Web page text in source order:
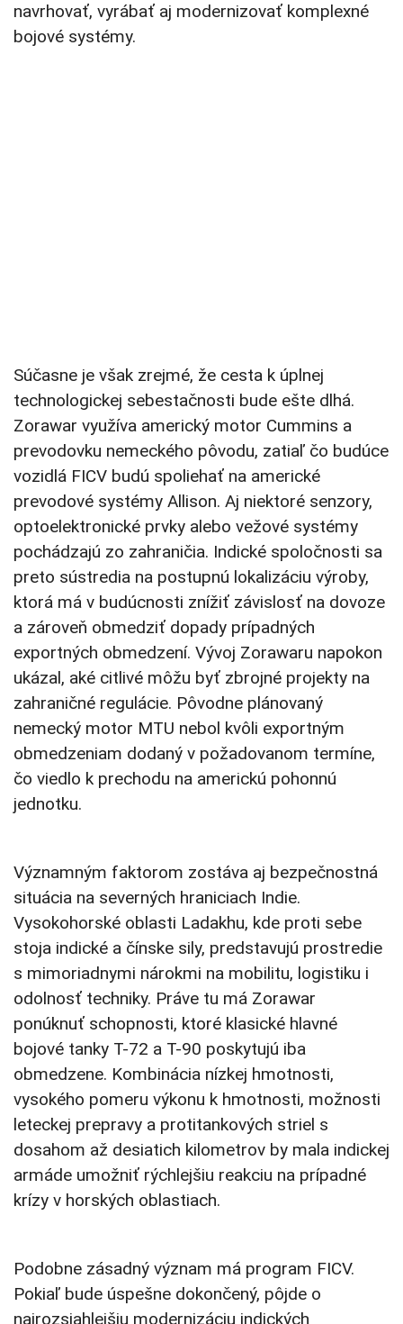
navrhovať, vyrábať aj modernizovať komplexné
bojové systémy.
Súčasne je však zrejmé, že cesta k úplnej
technologickej sebestačnosti bude ešte dlhá.
Zorawar využíva americký motor Cummins a
prevodovku nemeckého pôvodu, zatiaľ čo budúce
vozidlá FICV budú spoliehať na americké
prevodové systémy Allison. Aj niektoré senzory,
optoelektronické prvky alebo vežové systémy
pochádzajú zo zahraničia. Indické spoločnosti sa
preto sústredia na postupnú lokalizáciu výroby,
ktorá má v budúcnosti znížiť závislosť na dovoze
a zároveň obmedziť dopady prípadných
exportných obmedzení. Vývoj Zorawaru napokon
ukázal, aké citlivé môžu byť zbrojné projekty na
zahraničné regulácie. Pôvodne plánovaný
nemecký motor MTU nebol kvôli exportným
obmedzeniam dodaný v požadovanom termíne,
čo viedlo k prechodu na americkú pohonnú
jednotku.
Významným faktorom zostáva aj bezpečnostná
situácia na severných hraniciach Indie.
Vysokohorské oblasti Ladakhu, kde proti sebe
stoja indické a čínske sily, predstavujú prostredie
s mimoriadnymi nárokmi na mobilitu, logistiku i
odolnosť techniky. Práve tu má Zorawar
ponúknuť schopnosti, ktoré klasické hlavné
bojové tanky T-72 a T-90 poskytujú iba
obmedzene. Kombinácia nízkej hmotnosti,
vysokého pomeru výkonu k hmotnosti, možnosti
leteckej prepravy a protitankových striel s
dosahom až desiatich kilometrov by mala indickej
armáde umožniť rýchlejšiu reakciu na prípadné
krízy v horských oblastiach.
Podobne zásadný význam má program FICV.
Pokiaľ bude úspešne dokončený, pôjde o
najrozsiahlejšiu modernizáciu indických